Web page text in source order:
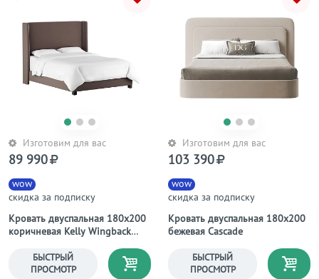
Изготовим для вас
Кровать двуспальная 180х200
коричневая Kelly Wingback
wow
скидка за подписку
89 990
БЫСТРЫЙ
ПРОСМОТР
Изготовим для вас
Кровать двуспальная 180х200
бежевая Cascade
wow
скидка за подписку
103 390
БЫСТРЫЙ
ПРОСМОТР